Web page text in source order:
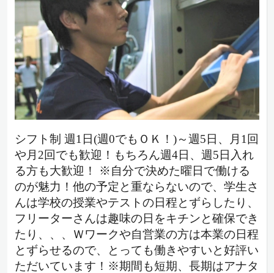
シフト制 週1日(週0でもＯＫ！)～週5日、月1回
や月2回でも歓迎！もちろん週4日、週5日入れ
る方も大歓迎！ ※自分で決めた曜日で働ける
のが魅力！他の予定と重ならないので、学生さ
んは学校の授業やテストの日程とずらしたり、
フリーターさんは趣味の日をキチンと確保でき
たり、、、Ｗワークや自営業の方は本業の日程
とずらせるので、とっても働きやすいと好評い
ただいています！※期間も短期、長期はアナタ